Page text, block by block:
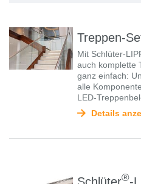
Treppen-
Mit Schlüter-
auch komplette
ganz einfach:
alle
LED-
Details
®